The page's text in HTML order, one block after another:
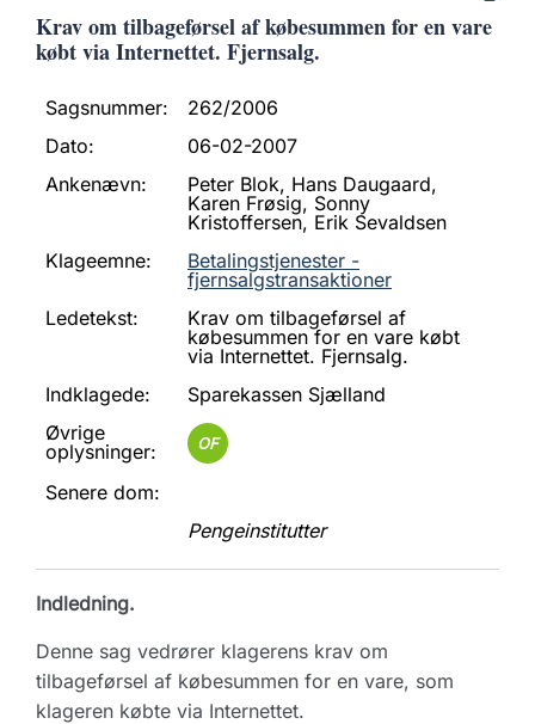
Krav om tilbageførsel af købesummen for en vare
købt via Internettet. Fjernsalg.
Sagsnummer:
262/2006
Dato:
06-02-2007
Ankenævn:
Peter Blok, Hans Daugaard,
Karen Frøsig, Sonny
Kristoffersen, Erik Sevaldsen
Klageemne:
Betalingstjenester -
fjernsalgstransaktioner
Ledetekst:
Krav om tilbageførsel af
købesummen for en vare købt
via Internettet. Fjernsalg.
Indklagede:
Sparekassen Sjælland
Øvrige
oplysninger:
OF
Senere dom:
Pengeinstitutter
Indledning.
Denne sag vedrører klagerens krav om
tilbageførsel af købesummen for en vare, som
klageren købte via Internettet.